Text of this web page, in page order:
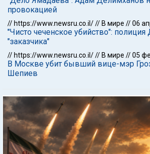
провокацией
// https://www.newsru.co.il/// В мире //06
"Чисто чеченское убийство":
"заказчика"
// https://www.newsru.co.il/// В мире //05
В Москве убит бывший вице-мэр
Шепиев